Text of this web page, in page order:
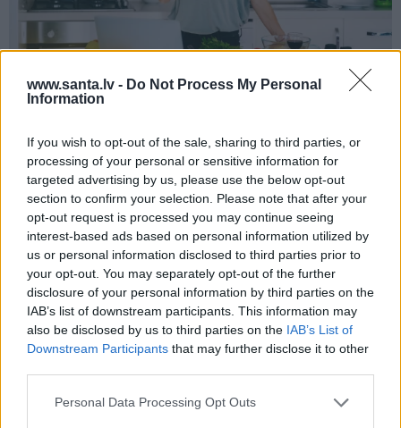
www.santa.lv - Do Not Process My Personal
Information
If you wish to opt-out of the sale, sharing to third parties, or
processing of your personal or sensitive information for
targeted advertising by us, please use the below opt-out
section to confirm your selection. Please note that after your
opt-out request is processed you may continue seeing
interest-based ads based on personal information utilized by
us or personal information disclosed to third parties prior to
your opt-out. You may separately opt-out of the further
disclosure of your personal information by third parties on the
IAB’s list of downstream participants. This information may
also be disclosed by us to third parties on the IAB’s List of
Downstream Participants that may further disclose it to other
Personal Data Processing Opt Outs
Darbs no mājām – aizliegt vai turpināt?
un daudzi citi
SPORTS
«Ir laiks likt punktu…»
KARALISKĀ ĢIMENE
«Karalis bija sajūsmā,